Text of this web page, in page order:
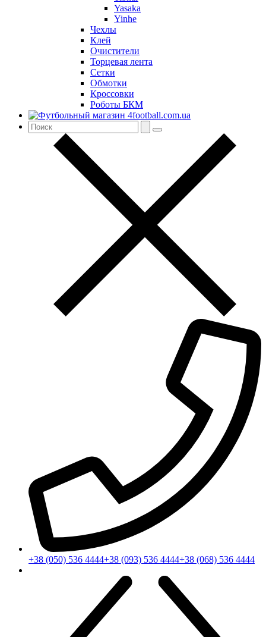
Yasaka
Yinhe
Чехлы
Клей
Очистители
Торцевая лента
Сетки
Обмотки
Кроссовки
Роботы БКМ
+38 (050) 536 4444+38 (093) 536 4444+38 (068) 536 4444